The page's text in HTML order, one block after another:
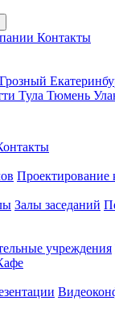
Контакты
Грозный
Тула Тюмень
Проектирование
Залы заседаний
учреждения